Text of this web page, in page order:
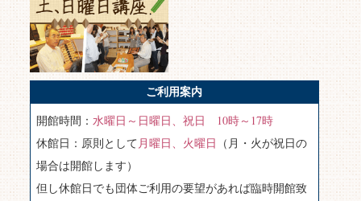
ご利用案内
開館時間：水曜日～日曜日、祝日 10時～17時
休館日：原則として 月曜日、火曜日 （月・火が祝日の
場合は開館します）
但し休館日でも団体ご利用の要望があれば臨時開館致